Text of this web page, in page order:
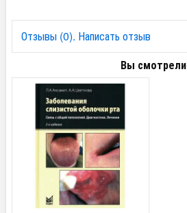
Отзывы (0). Написать отзыв
Вы смотрели